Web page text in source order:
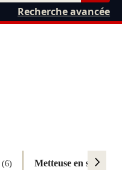
Recherche avancée
(6) Metteuse en scène